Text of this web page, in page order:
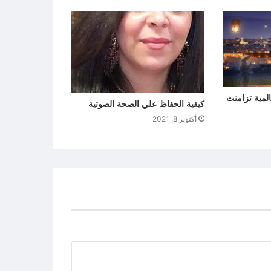
تزامنت
كيفية الحفاظ علي الصحة الصوتية
أكتوبر 8, 2021